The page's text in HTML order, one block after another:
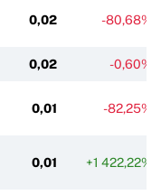
0,02 -80,68%
0,02 -0,60%
0,01 -82,25%
0,01 +1 422,22%